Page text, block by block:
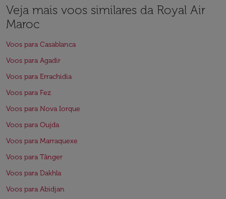
Veja mais voos similares da Royal Air
Maroc
Voos para Casablanca
Voos para Agadir
Voos para Errachidia
Voos para Fez
Voos para Nova Iorque
Voos para Oujda
Voos para Marraquexe
Voos para Tânger
Voos para Dakhla
Voos para Abidjan